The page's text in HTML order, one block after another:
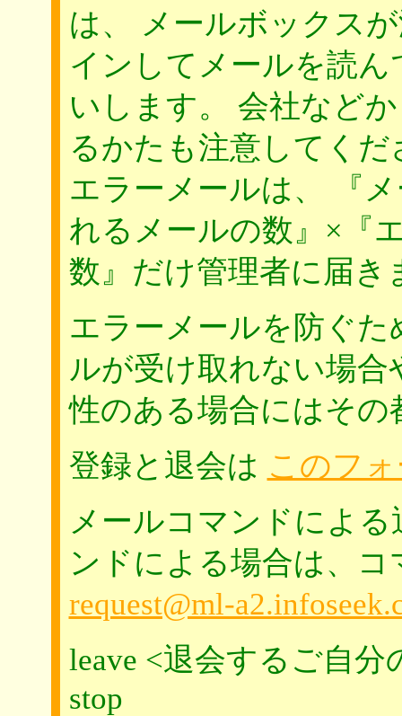
は、 メールボックス
インしてメールを読
いします。 会社など
るかたも注意してくだ
エラーメールは、 『
れるメールの数』×『
数』だけ管理者に届き
エラーメールを防ぐ
ルが受け取れない場
性のある場合にはそ
登録と退会は このフ
メールコマンドによ
ンドによる場合は、
request@ml-
leave <退会するご自
stop